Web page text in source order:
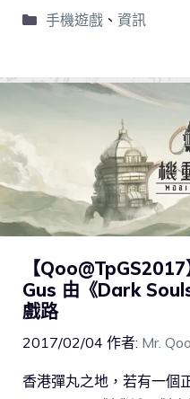
手機遊戲、 資訊
【
Gus 由《Dark
戲路
2017/02/04 作者: Mr. Qoo
香港彈丸之地，若有一個